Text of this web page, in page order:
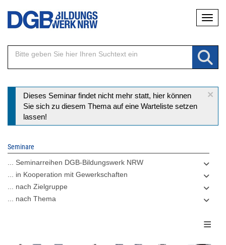
Direkt
Inhalt
×
Statusmeldung
Dieses Seminar findet nicht mehr statt, hier können
Sie sich zu diesem Thema auf eine Warteliste setzen
lassen!
Seminare
... Seminarreihen DGB-Bildungswerk NRW
... in Kooperation mit Gewerkschaften
... nach Zielgruppe
... nach Thema